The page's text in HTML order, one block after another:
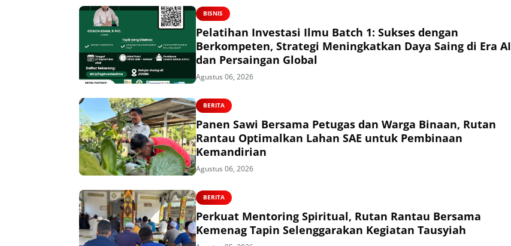
BISNIS
Pelatihan Investasi Ilmu Batch 1: Sukses dengan
Berkompeten, Strategi Meningkatkan Daya Saing di Era AI
dan Persaingan Global
Agustus 06, 2026
BERITA
Panen Sawi Bersama Petugas dan Warga Binaan, Rutan
Rantau Optimalkan Lahan SAE untuk Pembinaan
Kemandirian
Agustus 06, 2026
BERITA
Perkuat Mentoring Spiritual, Rutan Rantau Bersama
Kemenag Tapin Selenggarakan Kegiatan Tausyiah